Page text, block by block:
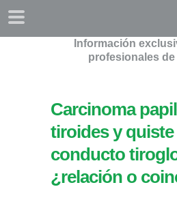
Información
profesionales de
Carcinoma
tiroides y quiste
conducto
¿relación o